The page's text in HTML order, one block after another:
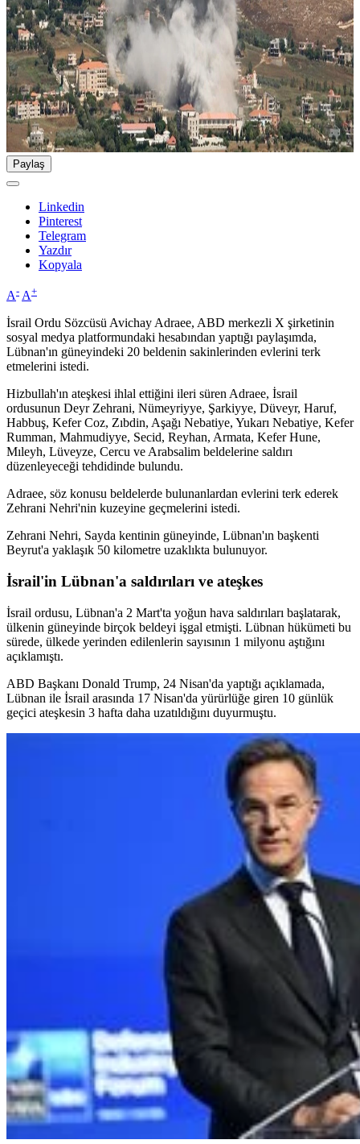
Paylaş
Linkedin
Pinterest
Telegram
Yazdır
Kopyala
A- A+
İsrail Ordu Sözcüsü Avichay Adraee, ABD merkezli X şirketinin
sosyal medya platformundaki hesabından yaptığı paylaşımda,
Lübnan'ın güneyindeki 20 beldenin sakinlerinden evlerini terk
etmelerini istedi.
Hizbullah'ın ateşkesi ihlal ettiğini ileri süren Adraee, İsrail
ordusunun Deyr Zehrani, Nümeyriyye, Şarkiyye, Düveyr, Haruf,
Habbuş, Kefer Coz, Zıbdin, Aşağı Nebatiye, Yukarı Nebatiye, Kefer
Rumman, Mahmudiyye, Secid, Reyhan, Armata, Kefer Hune,
Mıleyh, Lüveyze, Cercu ve Arabsalim beldelerine saldırı
düzenleyeceği tehdidinde bulundu.
Adraee, söz konusu beldelerde bulunanlardan evlerini terk ederek
Zehrani Nehri'nin kuzeyine geçmelerini istedi.
Zehrani Nehri, Sayda kentinin güneyinde, Lübnan'ın başkenti
Beyrut'a yaklaşık 50 kilometre uzaklıkta bulunuyor.
İsrail'in Lübnan'a saldırıları ve ateşkes
İsrail ordusu, Lübnan'a 2 Mart'ta yoğun hava saldırıları başlatarak,
ülkenin güneyinde birçok beldeyi işgal etmişti. Lübnan hükümeti bu
sürede, ülkede yerinden edilenlerin sayısının 1 milyonu aştığını
açıklamıştı.
ABD Başkanı Donald Trump, 24 Nisan'da yaptığı açıklamada,
Lübnan ile İsrail arasında 17 Nisan'da yürürlüğe giren 10 günlük
geçici ateşkesin 3 hafta daha uzatıldığını duyurmuştu.